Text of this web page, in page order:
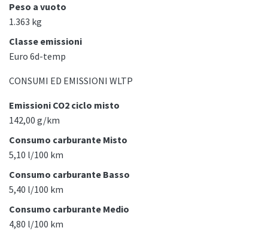
Peso a vuoto
1.363 kg
Classe emissioni
Euro 6d-temp
CONSUMI ED EMISSIONI WLTP
Emissioni CO2 ciclo misto
142,00 g/km
Consumo carburante Misto
5,10 l/100 km
Consumo carburante Basso
5,40 l/100 km
Consumo carburante Medio
4,80 l/100 km